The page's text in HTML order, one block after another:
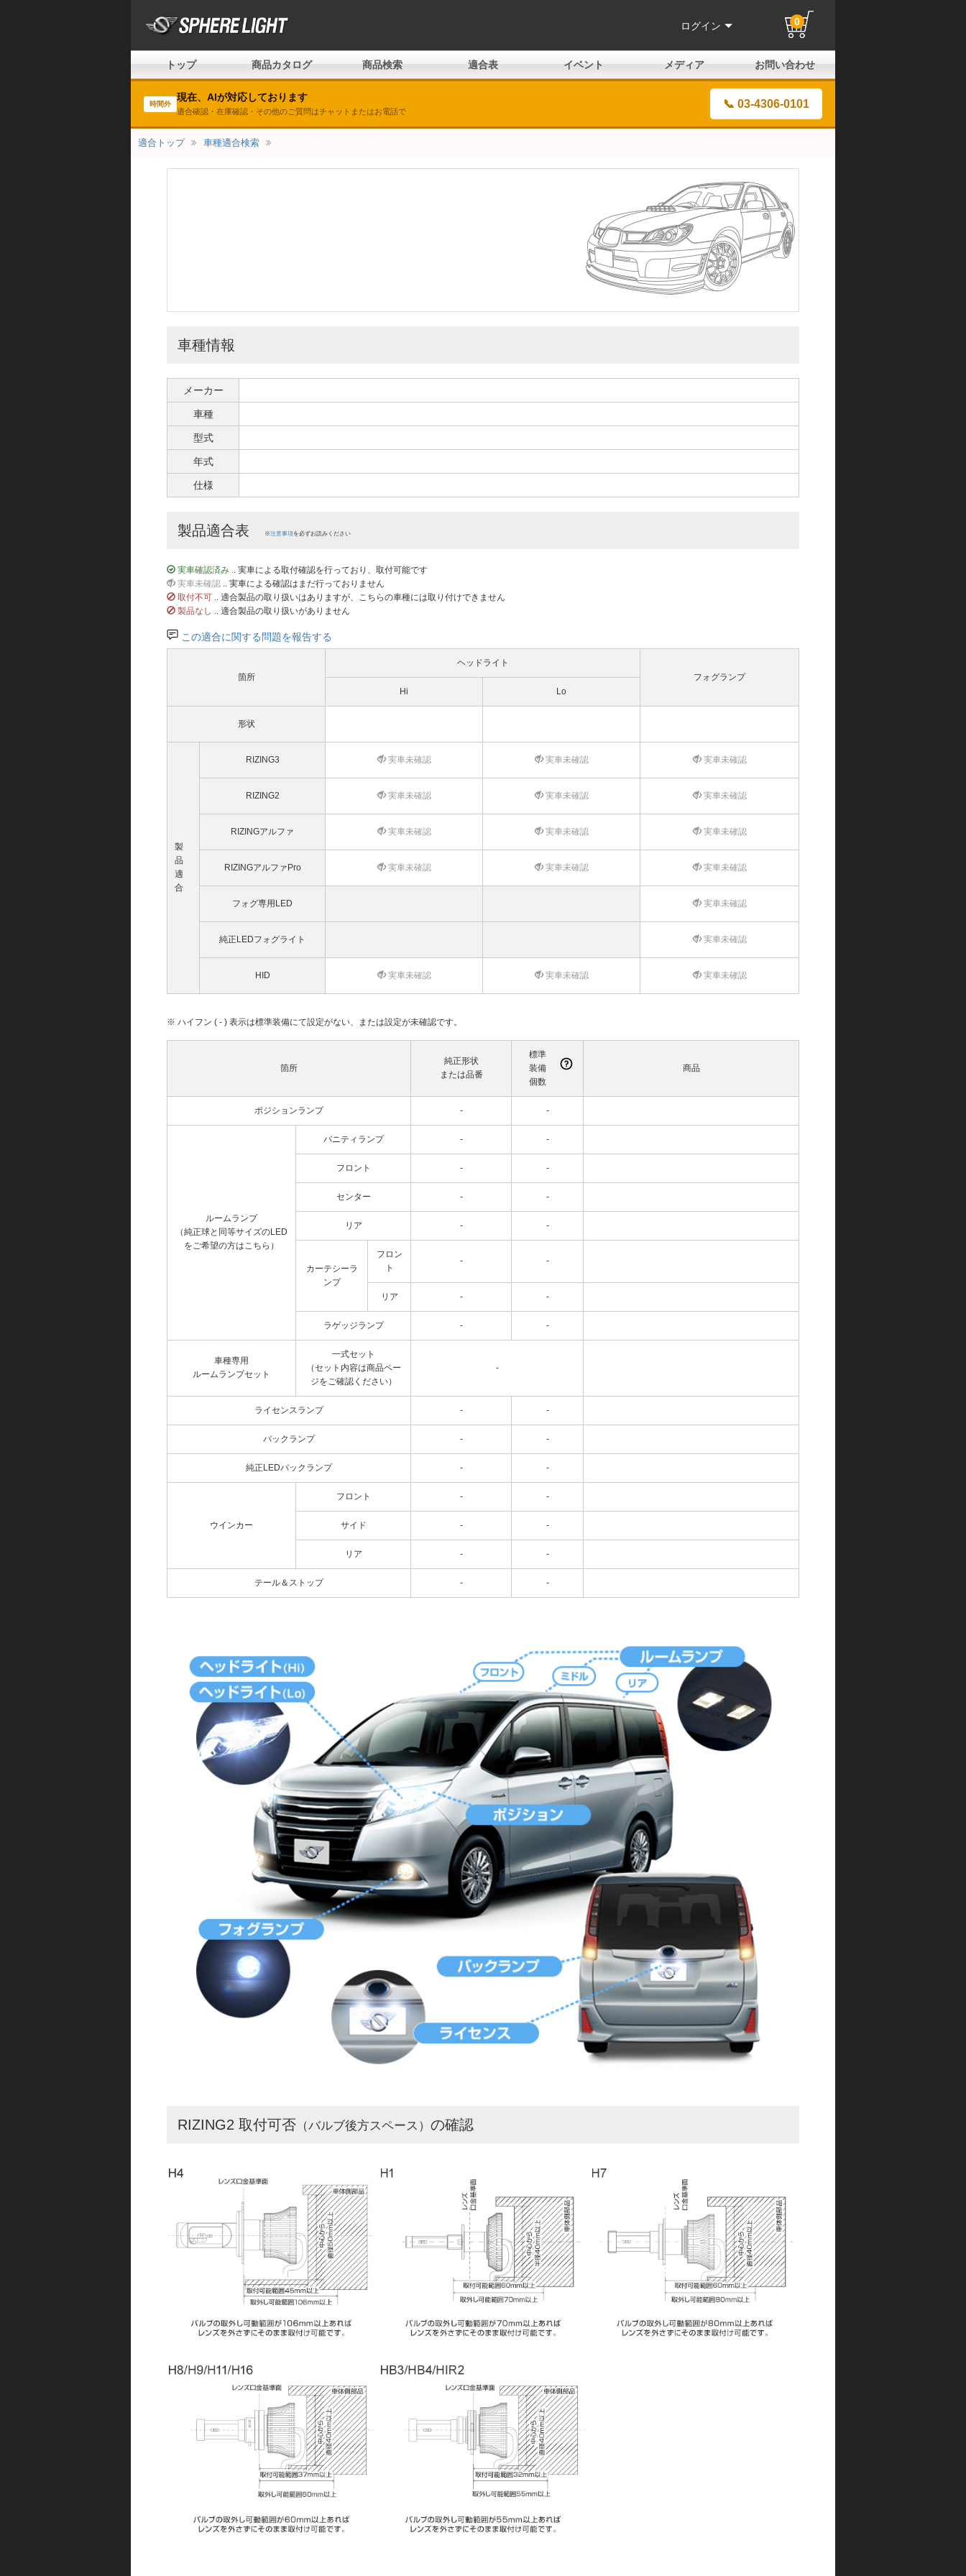
ログイン 0
トップ 商品カタログ 商品検索 適合表 イベント メディア お問い合わせ
時間外
現在、AIが対応しております
適合確認・在庫確認・その他のご質問はチャットまたはお電話で
📞 03-4306-0101
適合トップ 車種適合検索
車種情報
メーカー
車種
型式
年式
仕様
製品適合表 ※注意事項を必ずお読みください
実車確認済み .. 実車による取付確認を行っており、取付可能です
実車未確認 .. 実車による確認はまだ行っておりません
取付不可 .. 適合製品の取り扱いはありますが、こちらの車種には取り付けできません
製品なし .. 適合製品の取り扱いがありません
この適合に関する問題を報告する
箇所
ヘッドライト
フォグランプ
Hi
Lo
形状
製
品
適
合
RIZING3 実車未確認 実車未確認 実車未確認
RIZING2 実車未確認 実車未確認 実車未確認
RIZINGアルファ 実車未確認 実車未確認 実車未確認
RIZINGアルファPro 実車未確認 実車未確認 実車未確認
フォグ専用LED 実車未確認
純正LEDフォグライト 実車未確認
HID 実車未確認 実車未確認 実車未確認
※ ハイフン ( - ) 表示は標準装備にて設定がない、または設定が未確認です。
箇所
純正形状
または品番
標準
装備
個数
商品
ポジションランプ - -
ルームランプ
（純正球と同等サイズのLED
をご希望の方はこちら）
バニティランプ - -
フロント - -
センター - -
リア - -
カーテシーラ
ンプ
フロン
ト
- -
リア - -
ラゲッジランプ - -
車種専用
ルームランプセット
一式セット
（セット内容は商品ペー
ジをご確認ください）
-
ライセンスランプ - -
バックランプ - -
純正LEDバックランプ - -
ウインカー
フロント - -
サイド - -
リア - -
テール＆ストップ - -
RIZING2 取付可否 （バルブ後方スペース） の確認